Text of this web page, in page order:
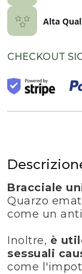
Alta
CHECKOUT
Bracciale
Quarzo
come un
Inoltre, è
sessuali
come